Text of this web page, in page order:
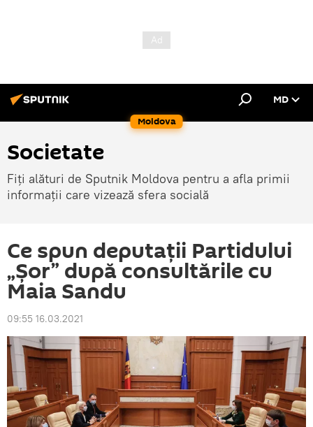
Moldova
MD
Societate
Fiți alături de Sputnik Moldova pentru a afla primii
informații care vizează sfera socială
Ce spun deputații Partidului
„Șor” după consultările cu
Maia Sandu
09:55 16.03.2021